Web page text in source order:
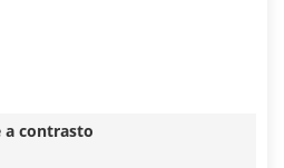
a contrasto